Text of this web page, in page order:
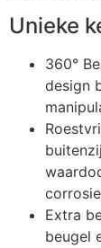
Unieke
360°
design
Extra
beugel